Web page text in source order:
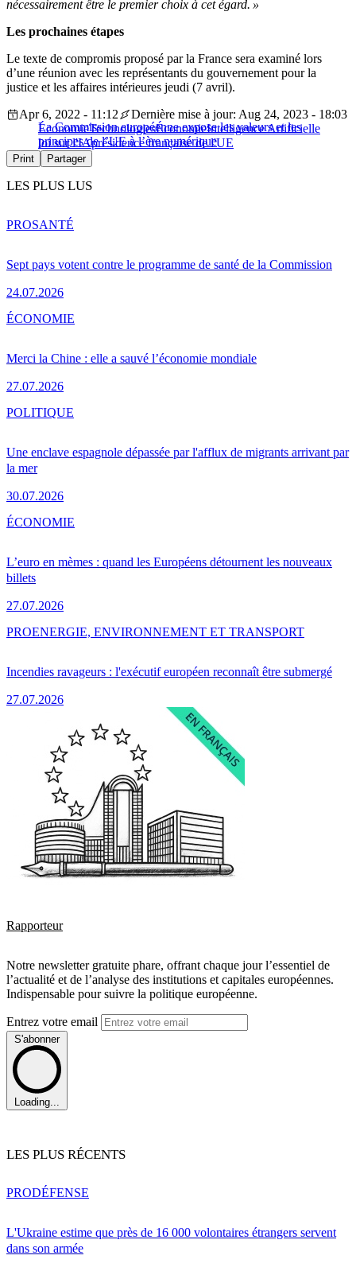
nécessairement être le premier choix à cet égard. »
Les prochaines étapes
Le texte de compromis proposé par la France sera examiné lors
d’une réunion avec les représentants du gouvernement pour la
justice et les affaires intérieures jeudi (7 avril).
La Commission européenne expose les valeurs et les
principes de l’UE à l’ère numérique
Apr 6, 2022 - 11:12
Dernière mise à jour: Aug 24, 2023 - 18:03
ÉconomieTechnologiesÉconomieIntelligence Artificielle
loi sur l'IAprésidence française de l'UE
Print Partager
LES PLUS LUS
Sept pays votent contre le programme de santé de la Commission
24.07.2026
PROSANTÉ
Merci la Chine : elle a sauvé l’économie mondiale
27.07.2026
ÉCONOMIE
Une enclave espagnole dépassée par l'afflux de migrants arrivant par
la mer
30.07.2026
POLITIQUE
L’euro en mèmes : quand les Européens détournent les nouveaux
billets
27.07.2026
ÉCONOMIE
Incendies ravageurs : l'exécutif européen reconnaît être submergé
27.07.2026
PROENERGIE, ENVIRONNEMENT ET TRANSPORT
Rapporteur
Notre newsletter gratuite phare, offrant chaque jour l’essentiel de
l’actualité et de l’analyse des institutions et capitales européennes.
Indispensable pour suivre la politique européenne.
Entrez votre email
S'abonner
Loading...
LES PLUS RÉCENTS
L'Ukraine estime que près de 16 000 volontaires étrangers servent
dans son armée
PRODÉFENSE